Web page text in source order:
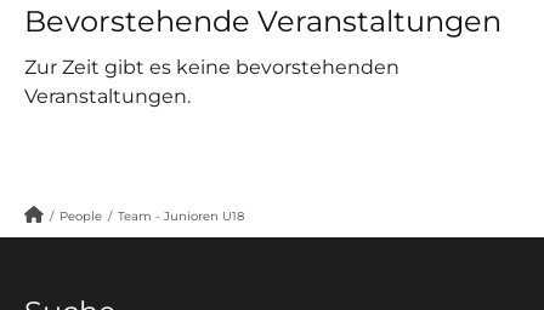
Bevorstehende Veranstaltungen
Zur Zeit gibt es keine bevorstehenden
Veranstaltungen.
/ People / Team - Junioren U18